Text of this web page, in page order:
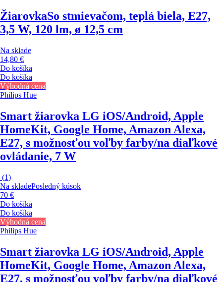
ŽiarovkaSo stmievačom, teplá biela, E27,
3,5 W, 120 lm, ø 12,5 cm
Na sklade
14,80 €
Do košíka
Do košíka
Výhodná cena
Philips Hue
Smart žiarovka LG iOS/Android, Apple
HomeKit, Google Home, Amazon Alexa,
E27, s možnosťou voľby farby/na diaľkové
ovládanie, 7 W
(1)
Na skladePosledný kúsok
70 €
Do košíka
Do košíka
Výhodná cena
Philips Hue
Smart žiarovka LG iOS/Android, Apple
HomeKit, Google Home, Amazon Alexa,
E27, s možnosťou voľby farby/na diaľkové